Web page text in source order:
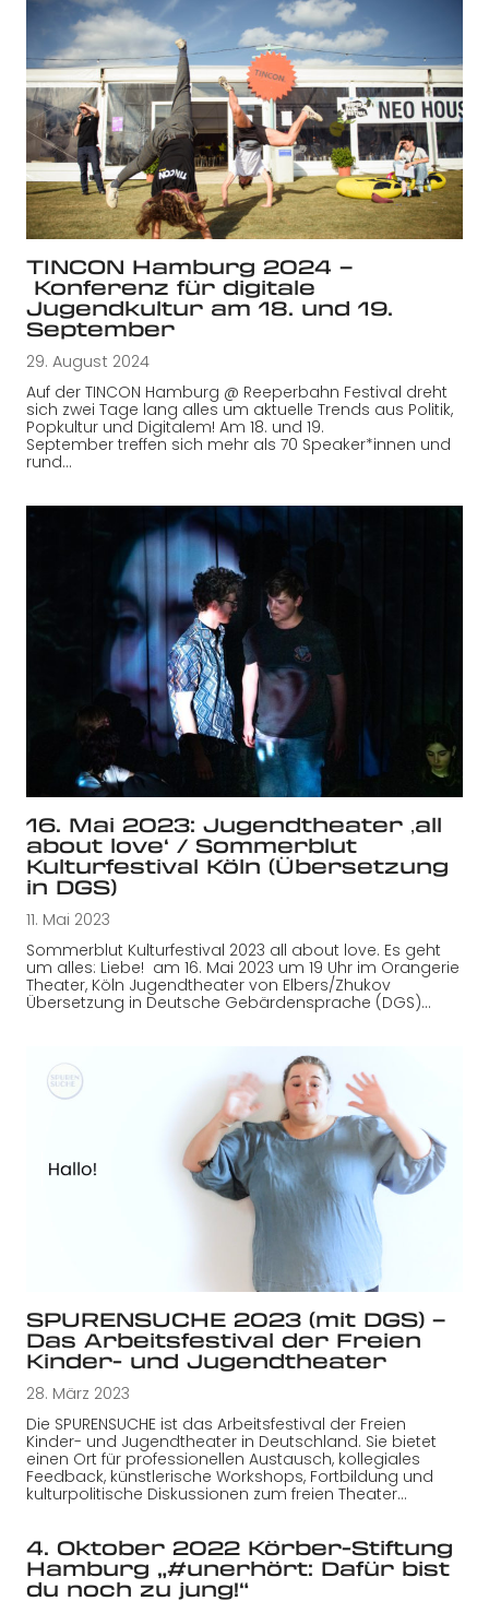
TINCON Hamburg 2024 –
Konferenz für digitale
Jugendkultur am 18. und 19.
September
29. August 2024
Auf der TINCON Hamburg @ Reeperbahn Festival dreht
sich zwei Tage lang alles um aktuelle Trends aus Politik,
Popkultur und Digitalem! Am 18. und 19.
September treffen sich mehr als 70 Speaker*innen und
rund…
16. Mai 2023: Jugendtheater ‚all
about love‘ / Sommerblut
Kulturfestival Köln (Übersetzung
in DGS)
11. Mai 2023
Sommerblut Kulturfestival 2023 all about love. Es geht
um alles: Liebe! am 16. Mai 2023 um 19 Uhr im Orangerie
Theater, Köln Jugendtheater von Elbers/Zhukov
Übersetzung in Deutsche Gebärdensprache (DGS)…
SPURENSUCHE 2023 (mit DGS) –
Das Arbeitsfestival der Freien
Kinder- und Jugendtheater
28. März 2023
Die SPURENSUCHE ist das Arbeitsfestival der Freien
Kinder- und Jugendtheater in Deutschland. Sie bietet
einen Ort für professionellen Austausch, kollegiales
Feedback, künstlerische Workshops, Fortbildung und
kulturpolitische Diskussionen zum freien Theater…
4. Oktober 2022 Körber-Stiftung
Hamburg „#unerhört: Dafür bist
du noch zu jung!“